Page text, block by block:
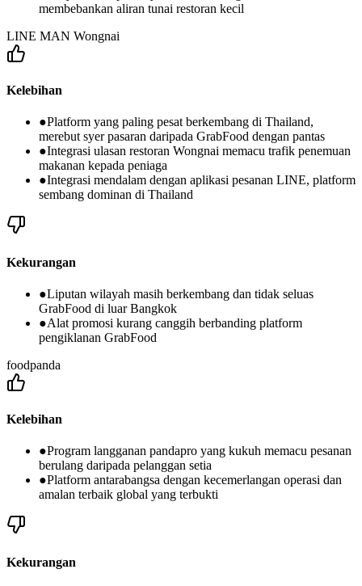
membebankan aliran tunai restoran kecil
LINE MAN Wongnai
Kelebihan
●Platform yang paling pesat berkembang di Thailand,
merebut syer pasaran daripada GrabFood dengan pantas
●Integrasi ulasan restoran Wongnai memacu trafik penemuan
makanan kepada peniaga
●Integrasi mendalam dengan aplikasi pesanan LINE, platform
sembang dominan di Thailand
Kekurangan
●Liputan wilayah masih berkembang dan tidak seluas
GrabFood di luar Bangkok
●Alat promosi kurang canggih berbanding platform
pengiklanan GrabFood
foodpanda
Kelebihan
●Program langganan pandapro yang kukuh memacu pesanan
berulang daripada pelanggan setia
●Platform antarabangsa dengan kecemerlangan operasi dan
amalan terbaik global yang terbukti
Kekurangan